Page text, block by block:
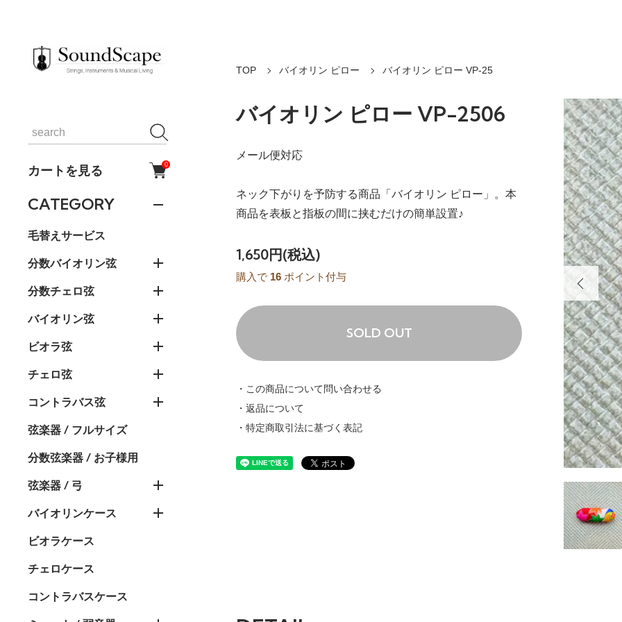
カートを見る 0
CATEGORY
毛替えサービス
分数バイオリン弦
分数チェロ弦
バイオリン弦
ビオラ弦
チェロ弦
コントラバス弦
弦楽器 / フルサイズ
分数弦楽器 / お子様用
弦楽器 / 弓
バイオリンケース
ビオラケース
チェロケース
コントラバスケース
TOP バイオリン ピロー バイオリン ピロー VP-25
バイオリン ピロー VP-2506
メール便対応
ネック下がりを予防する商品「バイオリン ピロー」。本
商品を表板と指板の間に挟むだけの簡単設置♪
1,650円(税込)
購入で 16 ポイント付与
SOLD OUT
・この商品について問い合わせる
・返品について
・特定商取引法に基づく表記